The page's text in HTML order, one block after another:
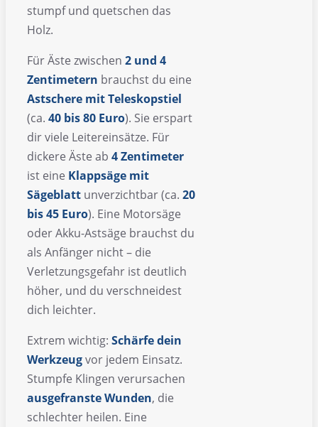
stumpf und quetschen das
Holz.
Für Äste zwischen 2 und 4
Zentimetern brauchst du eine
Astschere mit Teleskopstiel
(ca. 40 bis 80 Euro). Sie erspart
dir viele Leitereinsätze. Für
dickere Äste ab 4 Zentimeter
ist eine Klappsäge mit
Sägeblatt unverzichtbar (ca. 20
bis 45 Euro). Eine Motorsäge
oder Akku-Astsäge brauchst du
als Anfänger nicht – die
Verletzungsgefahr ist deutlich
höher, und du verschneidest
dich leichter.
Extrem wichtig: Schärfe dein
Werkzeugvor jedem Einsatz.
Stumpfe Klingen verursachen
ausgefranste Wunden, die
schlechter heilen. Eine